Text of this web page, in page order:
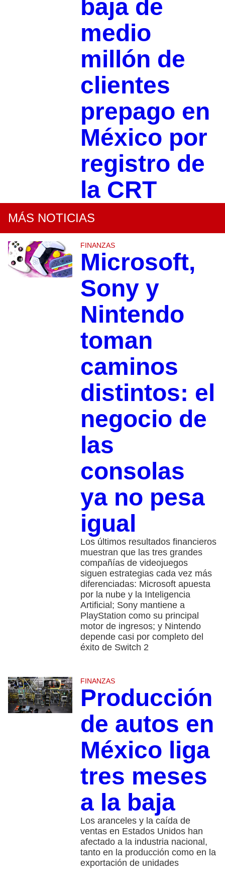
baja de
medio
millón de
clientes
prepago en
México por
registro de
la CRT
MÁS NOTICIAS
FINANZAS
Microsoft,
Sony y
Nintendo
toman
caminos
distintos: el
negocio de
las
consolas
ya no pesa
igual
Los últimos resultados financieros
muestran que las tres grandes
compañías de videojuegos
siguen estrategias cada vez más
diferenciadas: Microsoft apuesta
por la nube y la Inteligencia
Artificial; Sony mantiene a
PlayStation como su principal
motor de ingresos; y Nintendo
depende casi por completo del
éxito de Switch 2
FINANZAS
Producción
de autos en
México liga
tres meses
a la baja
Los aranceles y la caída de
ventas en Estados Unidos han
afectado a la industria nacional,
tanto en la producción como en la
exportación de unidades